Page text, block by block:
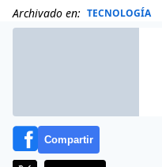
Archivado en: TECNOLOGÍA
Compartir